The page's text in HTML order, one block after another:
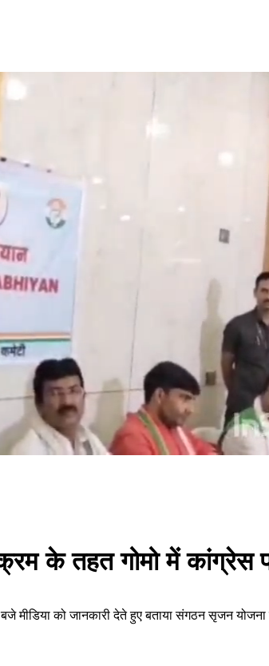
के तहत गोमो में कांग्रेस
मीडिया को जानकारी देते हुए बताया संगठन सृजन